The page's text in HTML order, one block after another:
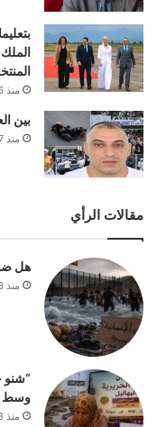
منذ 36 دقيقة
بين
منذ 57 دقيقة
مقالات الرأي
هل
منذ 3 أيام
“شنو
وسط
منذ 3 أسابيع